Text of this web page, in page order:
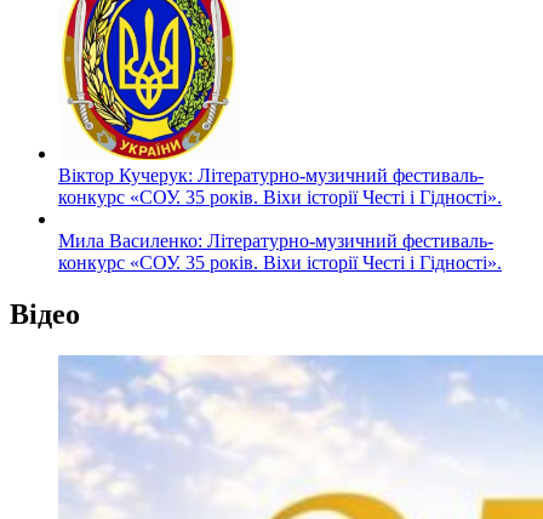
Віктор Кучерук: Літературно-музичний фестиваль-
конкурс «СОУ. 35 років. Віхи історії Честі і Гідності».
Мила Василенко: Літературно-музичний фестиваль-
конкурс «СОУ. 35 років. Віхи історії Честі і Гідності».
Відео